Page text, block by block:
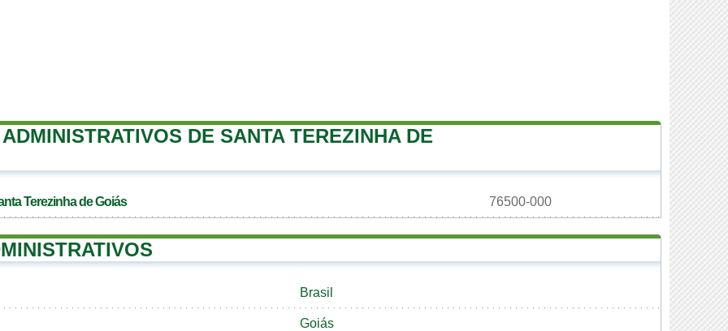
DE SANTA TEREZINHA DE
Terezinha de Goiás 76500-000
Brasil
Goiás